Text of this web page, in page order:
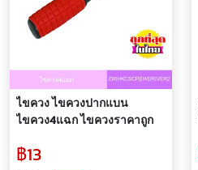
ไขควง ไขควงปากแบน
ไขควง4แฉก ไขควงราคาถูก
฿13